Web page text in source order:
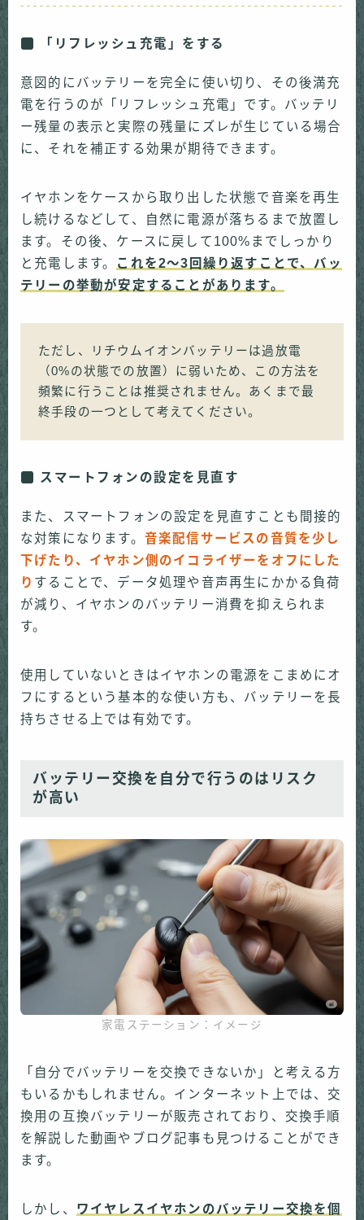
「リフレッシュ充電」をする
意図的にバッテリーを完全に使い切り、その後満充
電を行うのが「リフレッシュ充電」です。バッテリ
ー残量の表示と実際の残量にズレが生じている場合
に、それを補正する効果が期待できます。
イヤホンをケースから取り出した状態で音楽を再生
し続けるなどして、自然に電源が落ちるまで放置し
ます。その後、ケースに戻して100%までしっかり
と充電します。 これを2〜3回繰り返すことで、バッ
テリーの挙動が安定することがあります。
ただし、リチウムイオンバッテリーは過放電
（0%の状態での放置）に弱いため、この方法を
頻繁に行うことは推奨されません。あくまで最
終手段の一つとして考えてください。
スマートフォンの設定を見直す
また、スマートフォンの設定を見直すことも間接的
な対策になります。 音楽配信サービスの音質を少し
下げたり、イヤホン側のイコライザーをオフにした
り することで、データ処理や音声再生にかかる負荷
が減り、イヤホンのバッテリー消費を抑えられま
す。
使用していないときはイヤホンの電源をこまめにオ
フにするという基本的な使い方も、バッテリーを長
持ちさせる上では有効です。
バッテリー交換を自分で行うのはリスク
が高い
家電ステーション：イメージ
「自分でバッテリーを交換できないか」と考える方
もいるかもしれません。インターネット上では、交
換用の互換バッテリーが販売されており、交換手順
を解説した動画やブログ記事も見つけることができ
ます。
しかし、 ワイヤレスイヤホンのバッテリー交換を個